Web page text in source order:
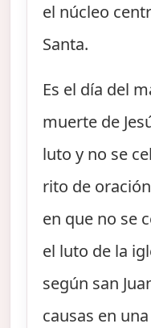
el núcleo
Santa.
Es el día del
muerte de
luto y no se
rito de
en que no se
el luto de la
según san
causas en